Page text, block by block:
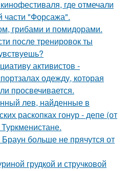
где отмечали
части "Форсажа".
грибами и помидорами.
после тренировок ты
активистов -
одежду, которая
просвечивается.
лев, найденные в
раскопках гонур - депе (от
больше не прячутся от
грудкой и стручковой